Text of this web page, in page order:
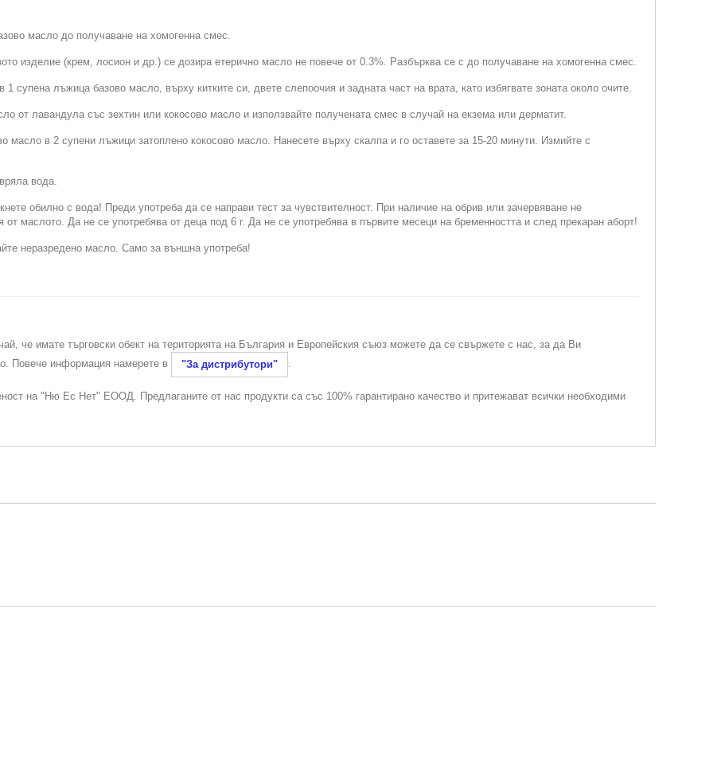
масло до получаване на хомогенна смес.
изделие (крем, лосион и др.) се дозира етерично масло не повече от 0.3%. Разбърква се с до получаване на хомогенна смес.
1 супена лъжица базово масло, върху китките си, двете слепоочия и задната част на врата, като избягвате зоната около очите.
от лавандула със зехтин или кокосово масло и използвайте получената смес в случай на екзема или дерматит.
масло в 2 супени лъжици затоплено кокосово масло. Нанесете върху скалпа и го оставете за 15-20 минути. Измийте с
вода.
обилно с вода! Преди употреба да се направи тест за чувствителност. При наличие на обрив или зачервяване не
от маслото. Да не се употребява от деца под 6 г. Да не се употребява в първите месеци на бременността и след прекаран аборт!
неразредено масло. Само за външна употреба!
че имате търговски обект на територията на България и Европейския съюз можете да се свържете с нас, за да Ви
Повече информация намерете в
"За дистрибутори" .
на "Ню Ес Нет" ЕООД. Предлаганите от нас продукти са със 100% гарантирано качество и притежават всички необходими